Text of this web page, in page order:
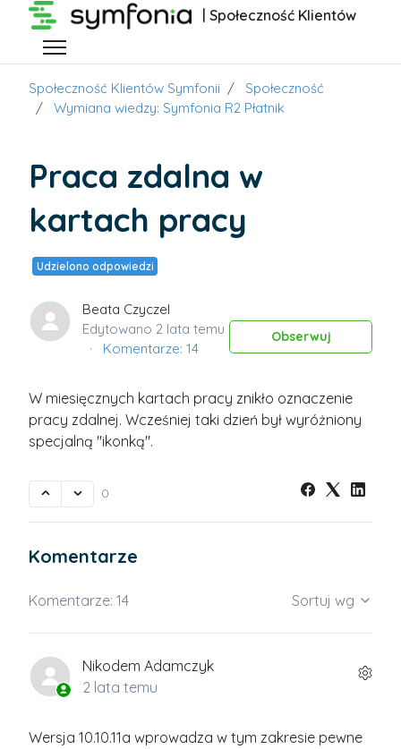
Przejdź do głównej zawartości | Społeczność Klientów
Przełącz menu nawigacyjne
Społeczność Klientów Symfonii
Społeczność
Wymiana wiedzy: Symfonia R2 Płatnik
Praca zdalna w
kartach pracy
Udzielono odpowiedzi
Beata Czyczel
Edytowano 2 lata temu
Komentarze: 14
Obserwuj
W miesięcznych kartach pracy znikło oznaczenie
pracy zdalnej. Wcześniej taki dzień był wyróżniony
specjalną "ikonką".
0
Komentarze
Komentarze: 14 Sortuj wg
Nikodem Adamczyk
2 lata temu
Wersja 10.10.11a wprowadza w tym zakresie pewne